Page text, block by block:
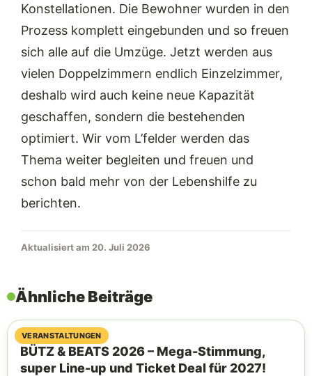
Konstellationen. Die Bewohner wurden in den
Prozess komplett eingebunden und so freuen
sich alle auf die Umzüge. Jetzt werden aus
vielen Doppelzimmern endlich Einzelzimmer,
deshalb wird auch keine neue Kapazität
geschaffen, sondern die bestehenden
optimiert. Wir vom L’felder werden das
Thema weiter begleiten und freuen und
schon bald mehr von der Lebenshilfe zu
berichten.
Aktualisiert am 20. Juli 2026
Ähnliche Beiträge
VERANSTALTUNGEN
18. Juli 2026
BÜTZ & BEATS 2026 – Mega-Stimmung,
super Line-up und Ticket Deal für 2027!